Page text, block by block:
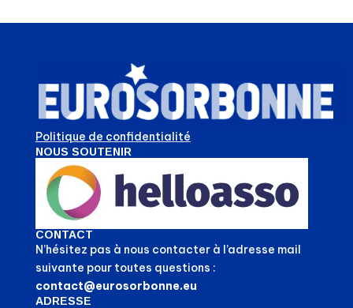
Politique de confidentialité
NOUS SOUTENIR
CONTACT
N’hésitez pas à nous contacter à l’adresse mail
suivante pour toutes questions :
contact@eurosorbonne.eu
ADRESSE